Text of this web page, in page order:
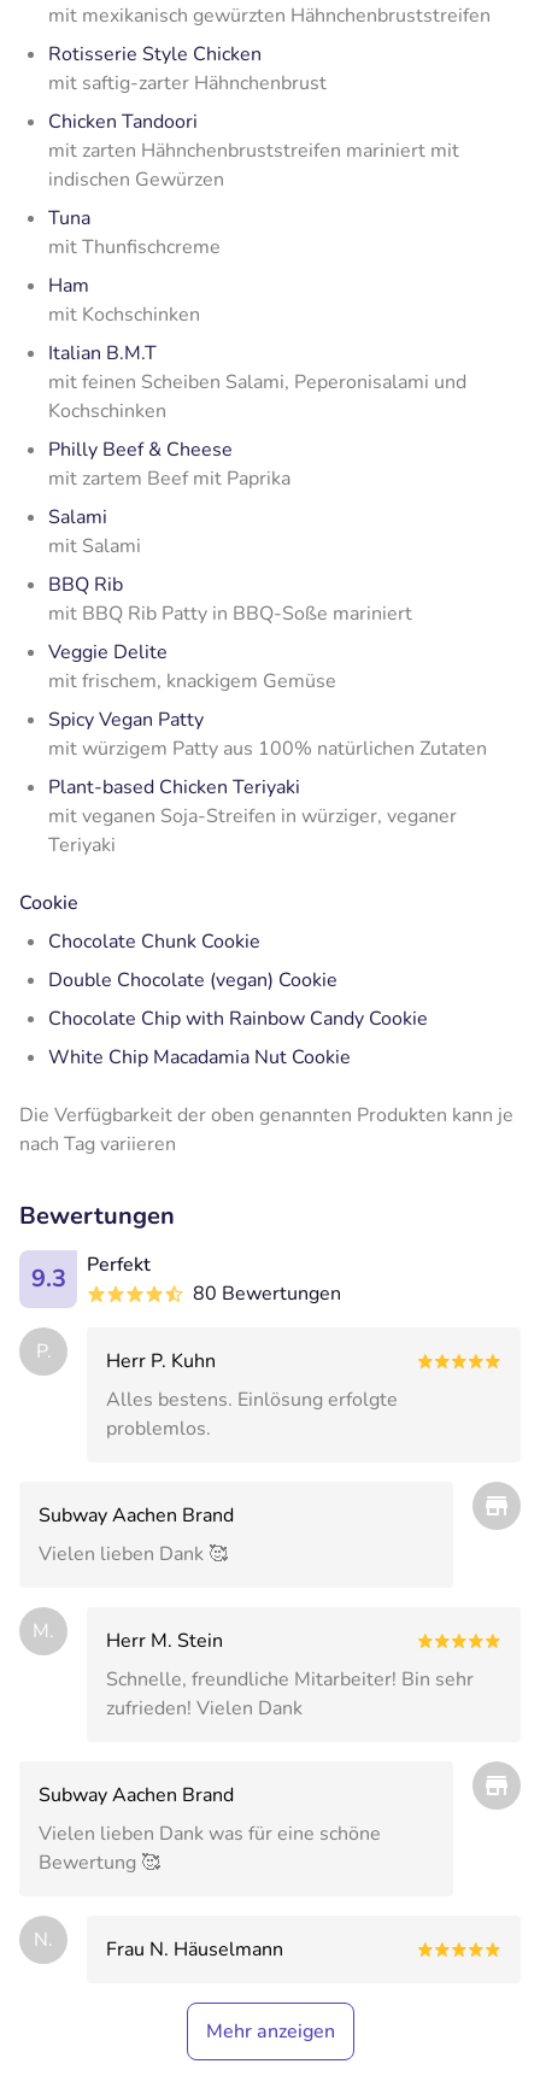
mit mexikanisch gewürzten Hähnchenbruststreifen
Rotisserie Style Chicken
mit saftig-zarter Hähnchenbrust
Chicken Tandoori
mit zarten Hähnchenbruststreifen mariniert mit
indischen Gewürzen
Tuna
mit Thunfischcreme
Ham
mit Kochschinken
Italian B.M.T
mit feinen Scheiben Salami, Peperonisalami und
Kochschinken
Philly Beef & Cheese
mit zartem Beef mit Paprika
Salami
mit Salami
BBQ Rib
mit BBQ Rib Patty in BBQ-Soße mariniert
Veggie Delite
mit frischem, knackigem Gemüse
Spicy Vegan Patty
mit würzigem Patty aus 100% natürlichen Zutaten
Plant-based Chicken Teriyaki
mit veganen Soja-Streifen in würziger, veganer
Teriyaki
Cookie
Chocolate Chunk Cookie
Double Chocolate (vegan) Cookie
Chocolate Chip with Rainbow Candy Cookie
White Chip Macadamia Nut Cookie
Die Verfügbarkeit der oben genannten Produkten kann je
nach Tag variieren
Bewertungen
9.3
Perfekt
80 Bewertungen
P.
Herr P. Kuhn
Alles bestens. Einlösung erfolgte
problemlos.
Subway Aachen Brand
Vielen lieben Dank 🥰
M.
Herr M. Stein
Schnelle, freundliche Mitarbeiter! Bin sehr
zufrieden! Vielen Dank
Subway Aachen Brand
Vielen lieben Dank was für eine schöne
Bewertung 🥰
N. Frau N. Häuselmann
Mehr anzeigen